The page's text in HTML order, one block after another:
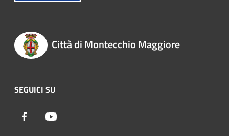
Città di Montecchio Maggiore
SEGUICI SU
Facebook